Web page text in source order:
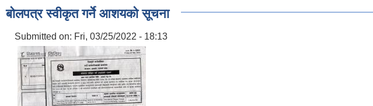
बोलपत्र स्वीकृत गर्ने आशयको सूचना
Submitted on: Fri, 03/25/2022 - 18:13